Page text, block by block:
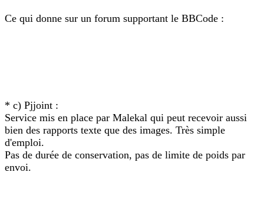
Ce qui donne sur un forum supportant le BBCode :
* c) Pjjoint :
Service mis en place par Malekal qui peut recevoir aussi
bien des rapports texte que des images. Très simple
d'emploi.
Pas de durée de conservation, pas de limite de poids par
envoi.